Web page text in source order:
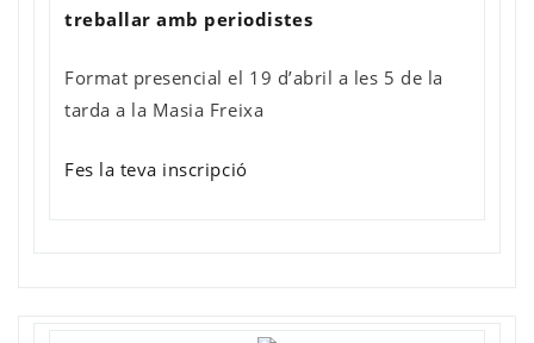
treballar amb periodistes
Format presencial el 19 d’abril a les 5 de la
tarda a la Masia Freixa
Fes la teva inscripció